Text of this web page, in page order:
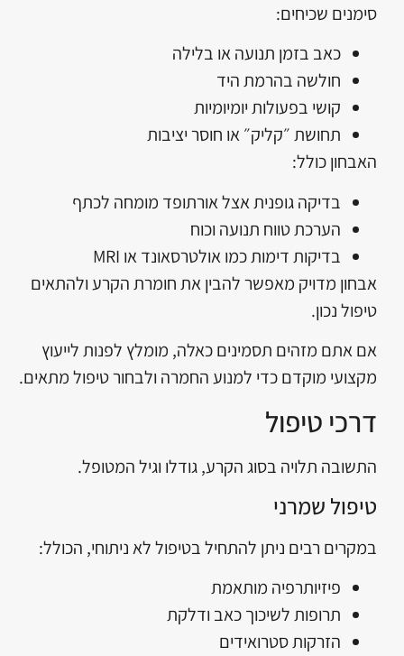
סימנים שכיחים:
כאב בזמן תנועה או בלילה
חולשה בהרמת היד
קושי בפעולות יומיומיות
תחושת ״קליק״ או חוסר יציבות
האבחון כולל:
בדיקה גופנית אצל אורתופד מומחה לכתף
הערכת טווח תנועה וכוח
בדיקות דימות כמו אולטרסאונד או MRI
אבחון מדויק מאפשר להבין את חומרת הקרע ולהתאים
טיפול נכון.
אם אתם מזהים תסמינים כאלה, מומלץ לפנות לייעוץ
מקצועי מוקדם כדי למנוע החמרה ולבחור טיפול מתאים.
דרכי טיפול
התשובה תלויה בסוג הקרע, גודלו וגיל המטופל.
טיפול שמרני
במקרים רבים ניתן להתחיל בטיפול לא ניתוחי, הכולל:
פיזיותרפיה מותאמת
תרופות לשיכוך כאב ודלקת
הזרקות סטרואידים